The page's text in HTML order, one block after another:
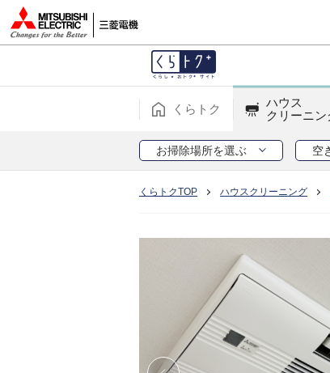
くらトク
ハウス
クリーニン
お掃除場所を選ぶ 空
くらトクTOP ハウスクリーニング